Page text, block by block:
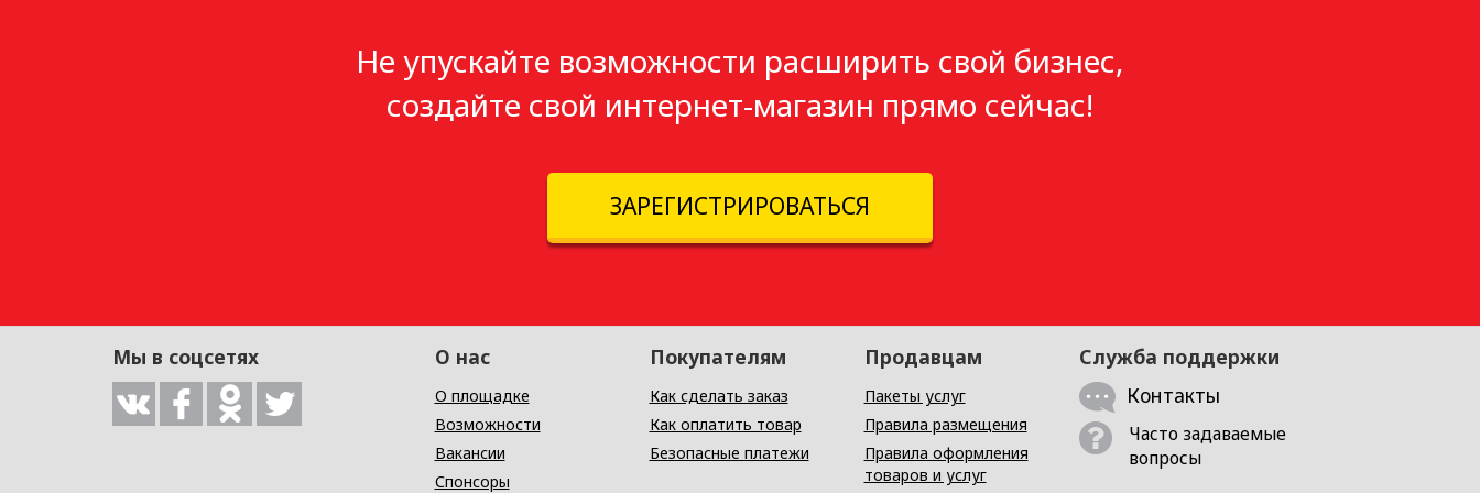
Не упускайте возможности расширить свой бизнес,
создайте свой интернет-магазин прямо сейчас!
ЗАРЕГИСТРИРОВАТЬСЯ
Мы в соцсетях О нас
О площадке
Возможности
Вакансии
Спонсоры
Покупателям
Как сделать заказ
Как оплатить товар
Безопасные платежи
Продавцам
Пакеты услуг
Правила размещения
Правила оформления
товаров и услуг
Служба поддержки
Контакты
Часто задаваемые
вопросы